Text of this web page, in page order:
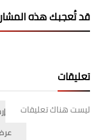
قد تُعجبك هذه
تعليقات
ليست هناك تعليقات